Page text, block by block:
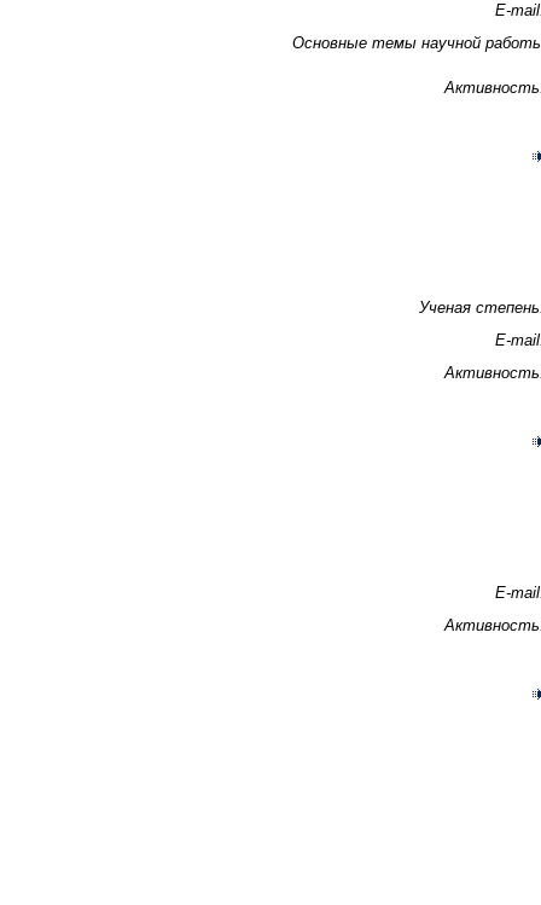
E-
Основные темы научной
Ученая
E-
E-